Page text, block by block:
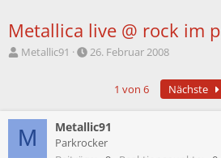
Metallica live @ rock im
E
l
l
Metallic91
E
l
l
26. Februar 2008
1 von 6 Nächste
M Metallic91
Parkrocker